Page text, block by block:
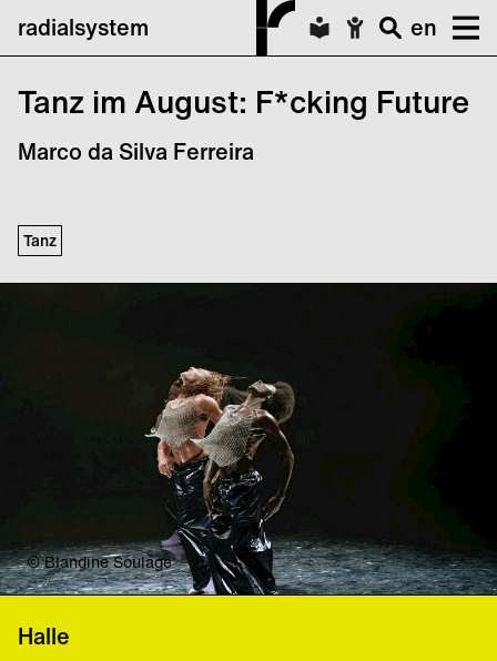
radialsystem en
Tanz im August: F*cking Future
Marco da Silva Ferreira
Tanz
© Blandine Soulage
Halle